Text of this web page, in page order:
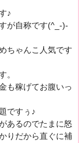
♪
が自称です(^_-)-
ちゃんこ人気です
。
も稼げてお腹いっ
ですぅ♪
あるのでたまに怒
りだから直ぐに補